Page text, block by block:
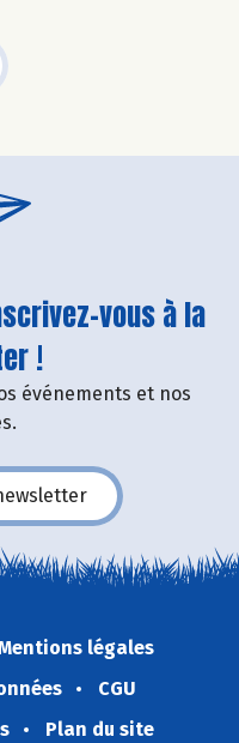
vous à la
!
événements et nos
légales
CGU
Plan du site